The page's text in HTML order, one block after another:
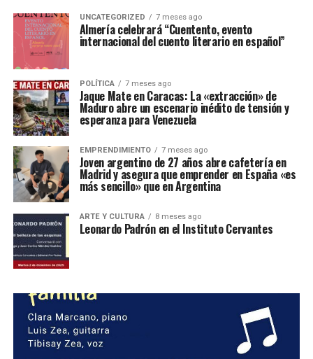
UNCATEGORIZED 7 meses ago
Almería celebrará “Cuentento, evento
internacional del cuento literario en español”
POLÍTICA 7 meses ago
Jaque Mate en Caracas: La «extracción» de
Maduro abre un escenario inédito de tensión y
esperanza para Venezuela
EMPRENDIMIENTO 7 meses ago
Joven argentino de 27 años abre cafetería en
Madrid y asegura que emprender en España «es
más sencillo» que en Argentina
ARTE Y CULTURA 8 meses ago
Leonardo Padrón en el Instituto Cervantes